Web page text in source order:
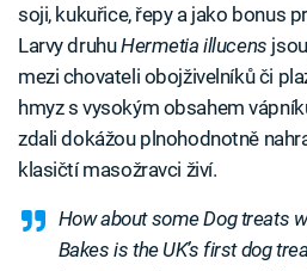
soji, kukuřice, řepy a jako bonus
Larvy druhuHermetia illucens
mezi chovateli obojživelníků či
hmyz s vysokým obsahem
zdali dokážou plnohodnotně
klasičtí masožravci živí.
How about some Dog treats
Bakes is the UK’s first dog